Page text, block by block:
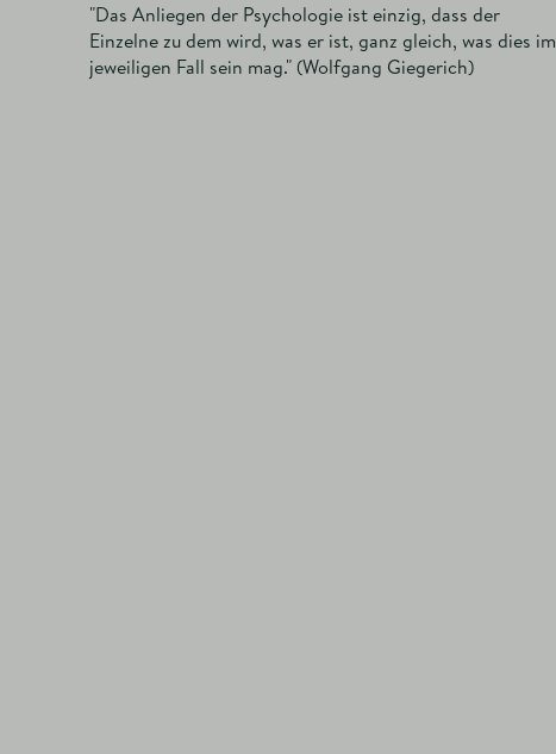
"Das Anliegen der Psychologie ist einzig, dass der
Einzelne zu dem wird, was er ist, ganz gleich, was dies im
jeweiligen Fall sein mag." (Wolfgang Giegerich)